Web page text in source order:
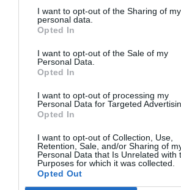
I want to opt-out of the Sharing of my
personal data.
Opted In
I want to opt-out of the Sale of my
Personal Data.
Opted In
I want to opt-out of processing my
Personal Data for Targeted
Opted In
I want to opt-out of Collection, Use,
Retention, Sale, and/or Sharing of
Personal Data that Is Unrelated with
Purposes for which it was collected.
Opted Out
czarne obramowanie o szerokości 25 mm, nie tylko
profesjonalnego wyglądu, ale przede wszystkim
wyświetlanego obrazu. Obramowanie pomaga
montaż. Haczyki i linki w zestawie.Ekran został
maksymalnej wygodzie użytkowania. Montaż jest
wystarczy zawiesić ekran na dołączonych
pomocą linek. Dzięki tej elastyczności instalacji,
podczas plenerowych pokazów.
Montaż Ścienny
Proporcje
obrazu
4:3